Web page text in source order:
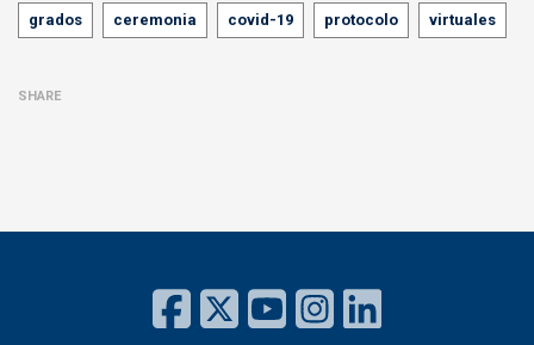
Tags
grados ceremonia covid-19 protocolo virtuales
SHARE